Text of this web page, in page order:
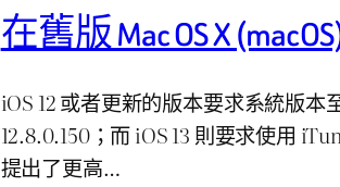
在舊版 Mac OS X
iOS 12 或者更新的版本要求系統版本
12.8.0.150；而 iOS 13 則要求使用
提出了更高…